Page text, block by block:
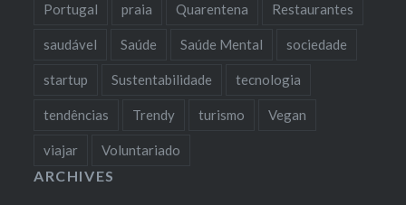
Portugal praia Quarentena Restaurantes
saudável Saúde Saúde Mental sociedade
startup Sustentabilidade tecnologia
tendências Trendy turismo Vegan
viajar Voluntariado
ARCHIVES